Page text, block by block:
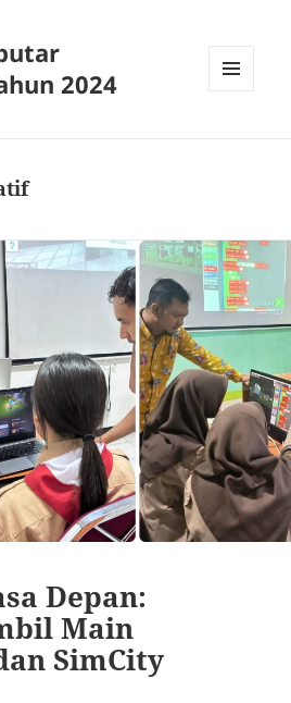
2024
Depan:
Main
SimCity